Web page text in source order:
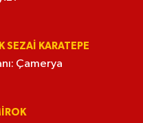
SEZAI KARATEPE
Çamerya